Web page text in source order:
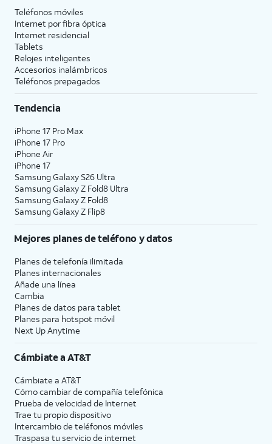
Teléfonos móviles
Internet por fibra óptica
Internet residencial
Tablets
Relojes inteligentes
Accesorios inalámbricos
Teléfonos prepagados
Tendencia
iPhone 17 Pro Max
iPhone 17 Pro
iPhone Air
iPhone 17
Samsung Galaxy S26 Ultra
Samsung Galaxy Z Fold8 Ultra
Samsung Galaxy Z Fold8
Samsung Galaxy Z Flip8
Mejores planes de teléfono y datos
Planes de telefonía ilimitada
Planes internacionales
Añade una línea
Cambia
Planes de datos para tablet
Planes para hotspot móvil
Next Up Anytime
Cámbiate aAT&T
Cámbiate a AT&T
Cómo cambiar de compañía telefónica
Prueba de velocidad de Internet
Trae tu propio dispositivo
Intercambio de teléfonos móviles
Traspasa tu servicio de internet